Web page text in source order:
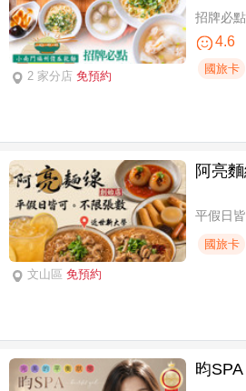
2 家分店 免預約
招牌必
4.6
國旅卡
文山區 免預約
阿亮
平假日
國旅卡
昀SPA